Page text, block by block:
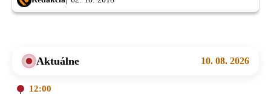
Aktuálne 10. 08. 2026
12:00